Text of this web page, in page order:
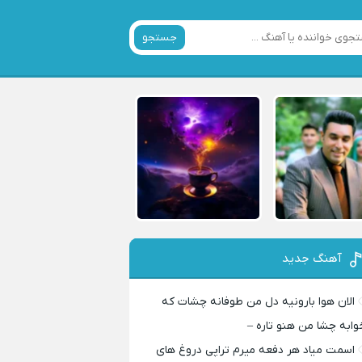
جستجو
آهنگ جدید
الان هوا بارونیه دل من طوفانه چشات که
چشا من هنو تاره –
اسمت میاد هر دفعه میرم تراپی دروغ‌ های